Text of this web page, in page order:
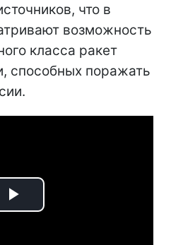
что в
возможность
класса ракет
способных поражать
Play